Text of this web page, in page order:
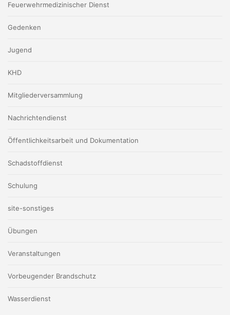
Feuerwehrmedizinischer Dienst
Gedenken
Jugend
KHD
Mitgliederversammlung
Nachrichtendienst
Öffentlichkeitsarbeit und Dokumentation
Schadstoffdienst
Schulung
site-sonstiges
Übungen
Veranstaltungen
Vorbeugender Brandschutz
Wasserdienst